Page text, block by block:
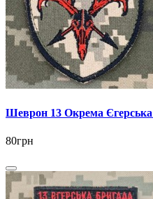
Шеврон 13 Окрема Єгерська
80грн